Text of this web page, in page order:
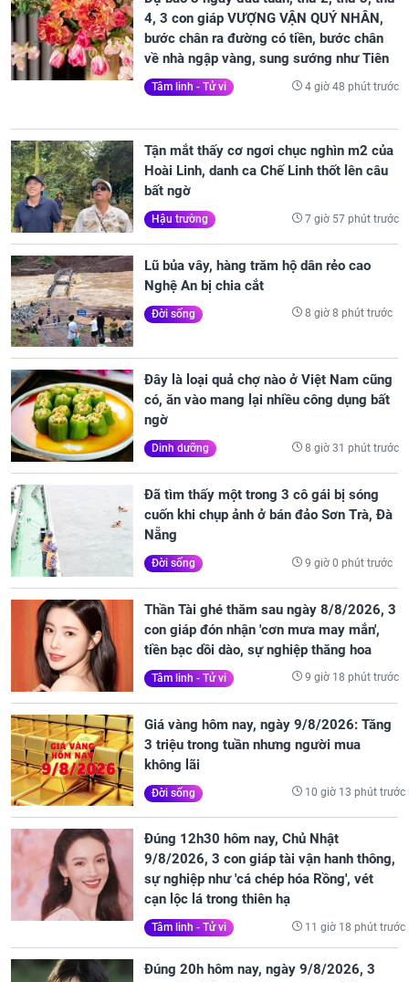
4, 3 con giáp VƯỢNG VẬN QUÝ NHÂN,
bước chân ra đường có tiền, bước chân
về nhà ngập vàng, sung sướng như Tiên
Tâm linh - Tử vi 4 giờ 48 phút trước
Tận mắt thấy cơ ngơi chục nghìn m2 của
Hoài Linh, danh ca Chế Linh thốt lên câu
bất ngờ
Hậu trường 7 giờ 57 phút trước
Lũ bủa vây, hàng trăm hộ dân rẻo cao
Nghệ An bị chia cắt
Đời sống 8 giờ 8 phút trước
Đây là loại quả chợ nào ở Việt Nam cũng
có, ăn vào mang lại nhiều công dụng bất
ngờ
Dinh dưỡng 8 giờ 31 phút trước
Đã tìm thấy một trong 3 cô gái bị sóng
cuốn khi chụp ảnh ở bán đảo Sơn Trà, Đà
Nẵng
Đời sống 9 giờ 0 phút trước
Thần Tài ghé thăm sau ngày 8/8/2026, 3
con giáp đón nhận 'cơn mưa may mắn',
tiền bạc dồi dào, sự nghiệp thăng hoa
Tâm linh - Tử vi 9 giờ 18 phút trước
Giá vàng hôm nay, ngày 9/8/2026: Tăng
3 triệu trong tuần nhưng người mua
không lãi
Đời sống 10 giờ 13 phút trước
Đúng 12h30 hôm nay, Chủ Nhật
9/8/2026, 3 con giáp tài vận hanh thông,
sự nghiệp như 'cá chép hóa Rồng', vét
cạn lộc lá trong thiên hạ
Tâm linh - Tử vi 11 giờ 18 phút trước
Đúng 20h hôm nay, ngày 9/8/2026, 3